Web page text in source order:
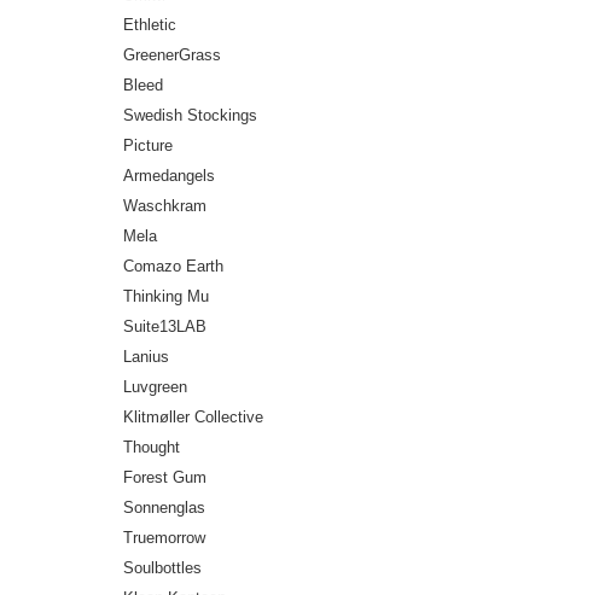
Ethletic
GreenerGrass
Bleed
Swedish Stockings
Picture
Armedangels
Waschkram
Mela
Comazo Earth
Thinking Mu
Suite13LAB
Lanius
Luvgreen
Klitmøller Collective
Thought
Forest Gum
Sonnenglas
Truemorrow
Soulbottles